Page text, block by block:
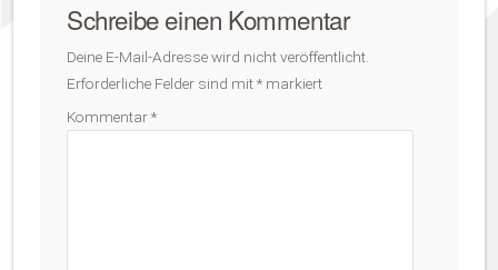
Schreibe einen Kommentar
Deine E-Mail-Adresse wird nicht veröffentlicht.
Erforderliche Felder sind mit* markiert
Kommentar*